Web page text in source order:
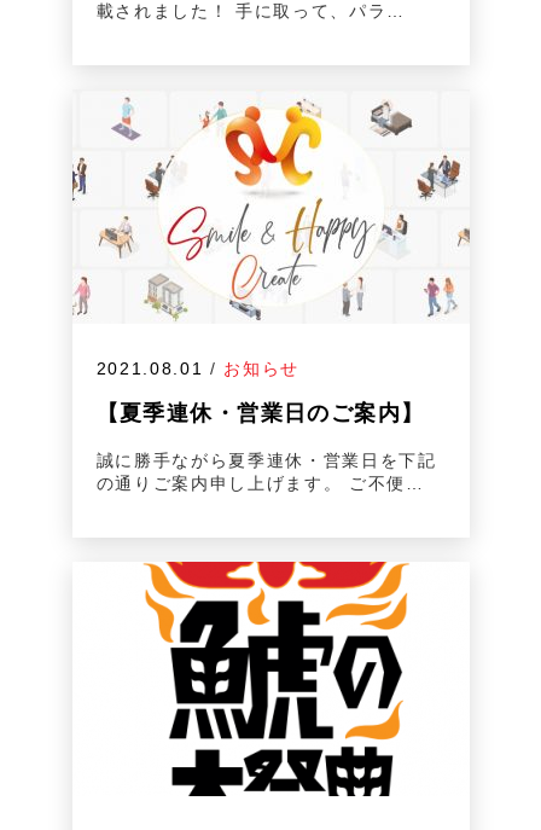
載されました！ 手に取って、パラ…
2021.08.01 / お知らせ
【夏季連休・営業日のご案内】
誠に勝手ながら夏季連休・営業日を下記
の通りご案内申し上げます。 ご不便…